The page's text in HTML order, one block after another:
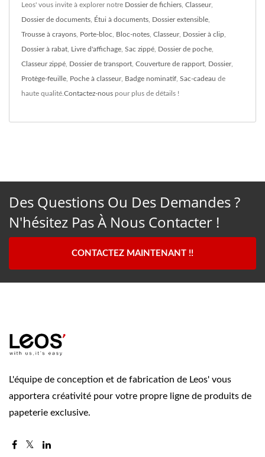
Leos' vous invite à explorer notre Dossier de fichiers Classeur,
Dossier de documents Étui à documents Dossier extensible
Trousse à crayons Porte-bloc Bloc-notes Classeur, Dossier à clip
Dossier à rabat Livre d'affichage Sac zippé Dossier de poche
Classeur zippé Dossier de transport Couverture de rapport Dossier,
Protège-feuille Poche à classeur, Badge nominatif Sac-cadeau de
haute qualité. Contactez-nous pour plus de détails !
Des Questions Ou Des Demandes ?
N'hésitez Pas À Nous Contacter !
CONTACTEZ MAINTENANT !!
L'équipe de conception et de fabrication de Leos' vous
apportera créativité pour votre propre ligne de produits de
papeterie exclusive.